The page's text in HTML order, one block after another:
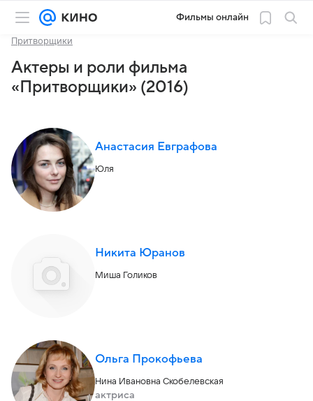
Фильмы онлайн
Притворщики
Актеры и роли фильма
«Притворщики» (2016)
Анастасия Евграфова
Юля
Никита Юранов
Миша Голиков
Ольга Прокофьева
Нина Ивановна Скобелевская
актриса